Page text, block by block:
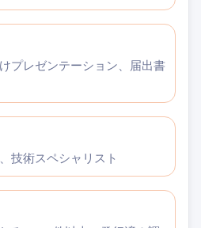
プレゼンテーション、届出書
技術スペシャリスト